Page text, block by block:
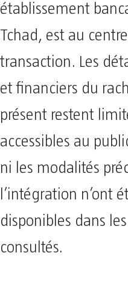
établissement
Tchad, est au
transaction. Les
et financiers du
présent restent
accessibles au
ni les modalités
l’intégration n’ont
disponibles dans
consultés.